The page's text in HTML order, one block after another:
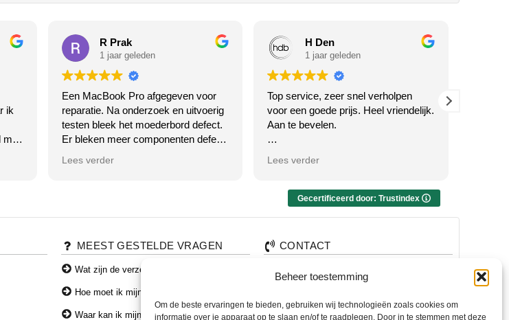
Beheer toestemming
Om de beste ervaringen te bieden, gebruiken wij technologieën zoals cookies om
informatie over je apparaat op te slaan en/of te raadplegen. Door in te stemmen met deze
ik
met
R Prak
1 jaar geleden
Een MacBook Pro afgegeven voor
reparatie. Na onderzoek en uitvoerig
testen bleek het moederbord defect.
Er bleken meer componenten defect
de tijd voor hun klanten. Top bedrijf!
Antwoord van eigenaar
woorden en vertrouwen! We doen
altijd ons best om eerlijk advies te
Lees verder
H Den
1 jaar geleden
Top service, zeer snel verholpen
voor een goede prijs. Heel vriendelijk.
Aan te bevelen.
bent met de service én de prijs. Altijd
Lees verder
snel,
bent
Gecertificeerd door: Trustindex
MEEST GESTELDE VRAGEN
Wat zijn de verzendkosten?
Hoe moet ik mijn toestel verzenden?
Waar kan ik mijn producten afhalen?
CONTACT
Wemenstraat 26